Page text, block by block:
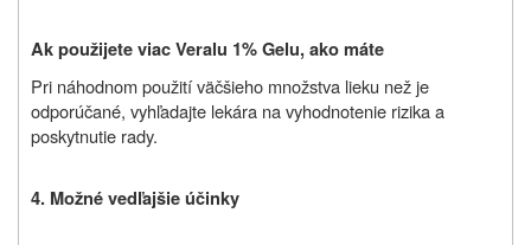
Ak použijete viac Veralu 1% Gelu, ako máte
Pri náhodnom použití väčšieho množstva lieku než je
odporúčané, vyhľadajte lekára na vyhodnotenie rizika a
poskytnutie rady.
4. Možné vedľajšie účinky